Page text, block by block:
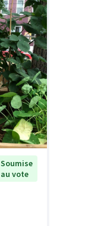
Soumise
au vote